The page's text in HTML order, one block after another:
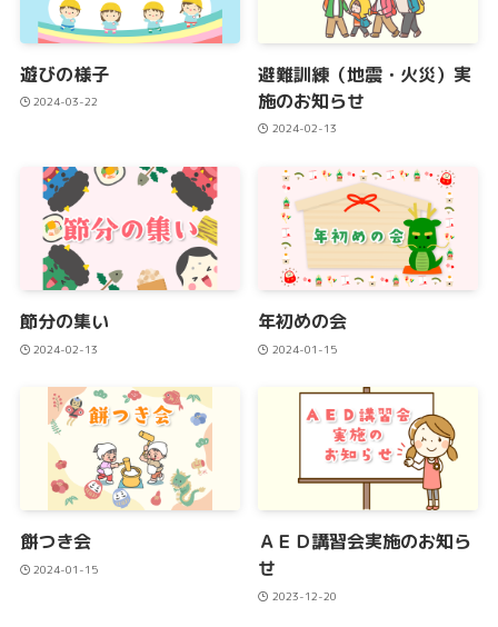
遊びの様子
2024-03-22
避難訓練（地震・火災）実
施のお知らせ
2024-02-13
節分の集い
2024-02-13
年初めの会
2024-01-15
餅つき会
2024-01-15
ＡＥＤ講習会実施のお知ら
せ
2023-12-20